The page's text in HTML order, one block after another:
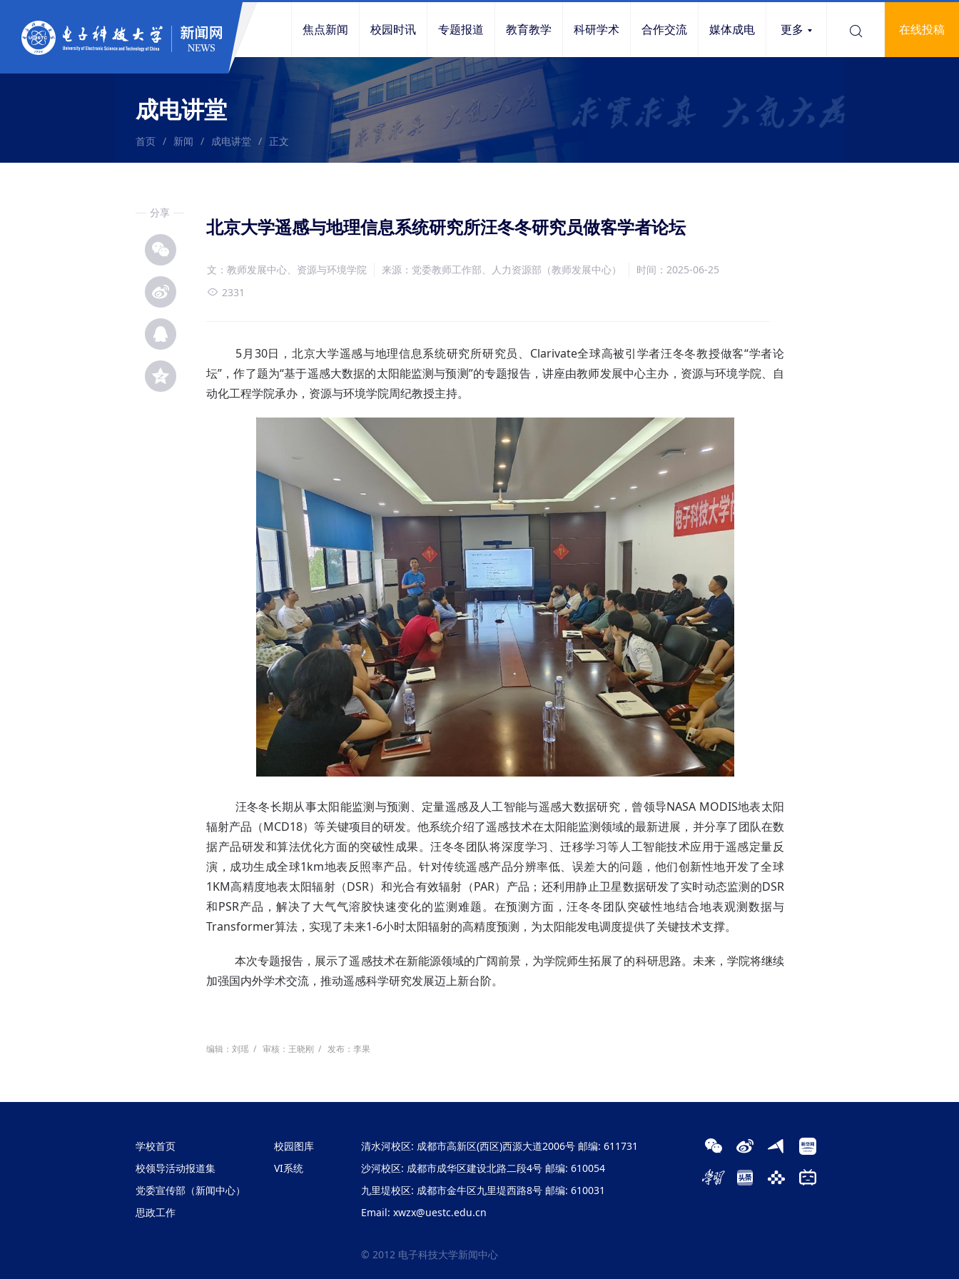
焦点新闻 校园时讯 专题报道 教育教学 科研学术 合作交流 媒体成电 更多 在线投稿
成电讲堂
首页 / 新闻 / 成电讲堂 / 正文
分享
北京大学遥感与地理信息系统研究所汪冬冬研究员做客学者论坛
文：教师发展中心、资源与环境学院 来源：党委教师工作部、人力资源部（教师发展中心）
时间：2025-06-25
2331
5月30日，北京大学遥感与地理信息系统研究所研究员、Clarivate全球高被引学者汪冬冬教授做客“学者论
坛”，作了题为“基于遥感大数据的太阳能监测与预测”的专题报告，讲座由教师发展中心主办，资源与环境学院、自
动化工程学院承办，资源与环境学院周纪教授主持。
汪冬冬长期从事太阳能监测与预测、定量遥感及人工智能与遥感大数据研究，曾领导NASA MODIS地表太阳
辐射产品（MCD18）等关键项目的研发。他系统介绍了遥感技术在太阳能监测领域的最新进展，并分享了团队在数
据产品研发和算法优化方面的突破性成果。汪冬冬团队将深度学习、迁移学习等人工智能技术应用于遥感定量反
演，成功生成全球1km地表反照率产品。针对传统遥感产品分辨率低、误差大的问题，他们创新性地开发了全球
1KM高精度地表太阳辐射（DSR）和光合有效辐射（PAR）产品；还利用静止卫星数据研发了实时动态监测的DSR
和PSR产品，解决了大气气溶胶快速变化的监测难题。在预测方面，汪冬冬团队突破性地结合地表观测数据与
Transformer算法，实现了未来1-6小时太阳辐射的高精度预测，为太阳能发电调度提供了关键技术支撑。
本次专题报告，展示了遥感技术在新能源领域的广阔前景，为学院师生拓展了的科研思路。未来，学院将继续
加强国内外学术交流，推动遥感科学研究发展迈上新台阶。
编辑：刘瑶 / 审核：王晓刚 / 发布：李果
学校首页
校领导活动报道集
党委宣传部（新闻中心）
思政工作
校园图库
VI系统
清水河校区: 成都市高新区(西区)西源大道2006号 邮编: 611731
沙河校区: 成都市成华区建设北路二段4号 邮编: 610054
九里堤校区: 成都市金牛区九里堤西路8号 邮编: 610031
Email: xwzx@uestc.edu.cn
© 2012 电子科技大学新闻中心